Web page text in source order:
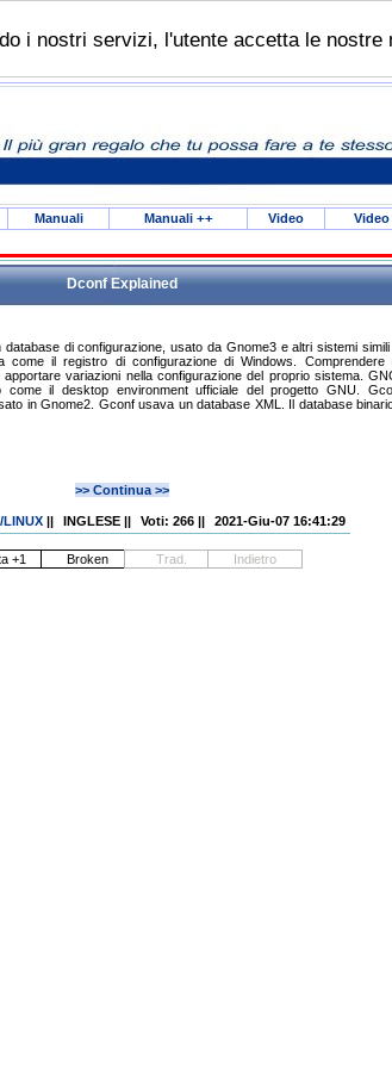
i nostri servizi, l'utente accetta le nostre
Manuali Manuali ++ Video
Dconf Explained
di configurazione, usato da Gnome3 e altri sistemi
come il registro di configurazione di Windows. Comprendere
variazioni nella configurazione del proprio sistema.
come il desktop environment ufficiale del progetto GNU.
in Gnome2. Gconf usava un database XML. Il database
>> Continua >>
INGLESE|| Voti: 266 2021-Giu-07 16:41:29